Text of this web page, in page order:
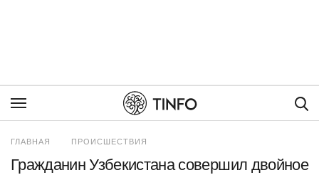
ГЛАВНАЯ ПРОИСШЕСТВИЯ
Гражданин Узбекистана совершил двойное